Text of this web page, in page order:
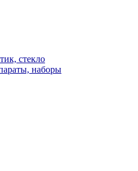
стекло
наборы